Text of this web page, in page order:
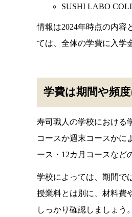
SUSHI LABO
情報は2024年時点の内容
ては、全体の学費に入学
学費は期間や頻
寿司職人の学校における
コースか週末コースかに
ース・12カ月コースなど
学校によっては、期間で
授業料とは別に、材料費
しっかり確認しましょう。